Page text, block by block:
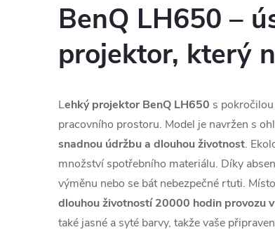
BenQ LH650 –
projektor, který
Lehký projektor BenQ LH650 s
pracovního prostoru. Model je navržen s
snadnou údržbu a dlouhou životnost.
množství spotřebního materiálu. Díky
výměnu nebo se bát nebezpečné rtuti.
dlouhou životností 20000 hodin provozu
také jasné a syté barvy, takže vaše